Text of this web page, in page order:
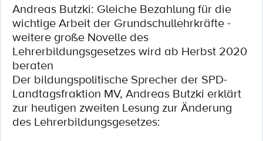
Andreas Butzki: Gleiche Bezahlung für die
wichtige Arbeit der Grundschullehrkräfte -
weitere große Novelle des
Lehrerbildungsgesetzes wird ab Herbst 2020
beraten
Der bildungspolitische Sprecher der SPD-
Landtagsfraktion MV, Andreas Butzki erklärt
zur heutigen zweiten Lesung zur Änderung
des Lehrerbildungsgesetzes: